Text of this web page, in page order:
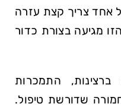
אחד צריך קצת עזרה
מגיעה בצורת כדור
התמכרות
שדורשת טיפול.